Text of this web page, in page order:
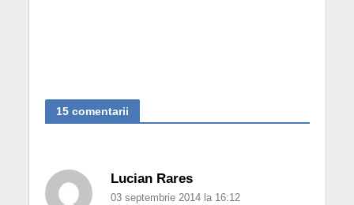
15 comentarii
Lucian Rares
03 septembrie 2014 la 16:12